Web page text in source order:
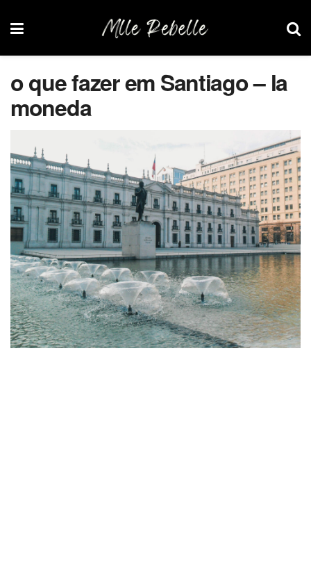
o que fazer em Santiago – la
moneda